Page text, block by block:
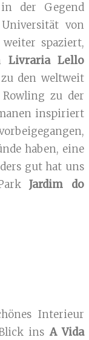
in der Gegend
von
spaziert,
Livraria Lello
den weltweit
zu der
inspiriert
haben, eine
gut hat uns
Jardim do
Interieur
ins A Vida